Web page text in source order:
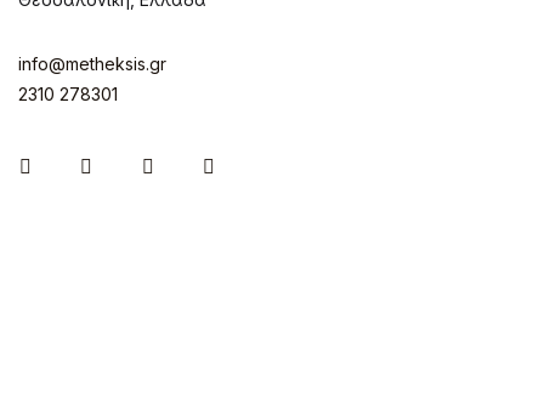
info@metheksis.gr
2310 278301
InstagramFacebookTwitter